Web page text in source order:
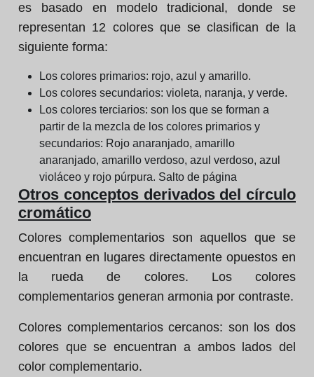
es basado en modelo tradicional, donde se
representan 12 colores que se clasifican de la
siguiente forma:
Los colores primarios: rojo, azul y amarillo.
Los colores secundarios: violeta, naranja, y verde.
Los colores terciarios: son los que se forman a
partir de la mezcla de los colores primarios y
secundarios: Rojo anaranjado, amarillo
anaranjado, amarillo verdoso, azul verdoso, azul
violáceo y rojo púrpura. Salto de página
Otros conceptos derivados del círculo
cromático
Colores complementarios son aquellos que se
encuentran en lugares directamente opuestos en
la rueda de colores. Los colores
complementarios generan armonia por contraste.
Colores complementarios cercanos: son los dos
colores que se encuentran a ambos lados del
color complementario.